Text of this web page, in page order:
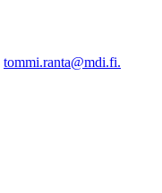
tommi.ranta@mdi.fi.